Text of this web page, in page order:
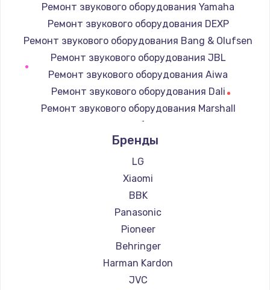
Заказать
Замена регулятора режимов конфорки
Заказать
Замена сенсорного датчика
1300 руб.
Заказать
Замена сигнальной лампы
1200 руб.
Замена системной платы
1500 руб.
Ремонт звукового оборудования Yamaha
Ремонт звукового оборудования DEXP
Ремонт звукового оборудования Bang & Olufsen
Ремонт звукового оборудования JBL
Ремонт звукового оборудования Aiwa
Ремонт звукового оборудования Dali
Ремонт звукового оборудования Marshall
Ремонт звукового оборудования Supra
Бренды
LG
Xiaomi
BBK
Panasonic
Pioneer
Behringer
Harman Kardon
JVC